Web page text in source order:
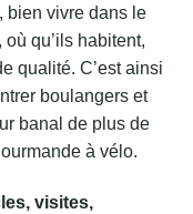
bien vivre dans le
qu’ils habitent,
qualité. C’est ainsi
boulangers et
banal de plus de
à vélo.
visites,